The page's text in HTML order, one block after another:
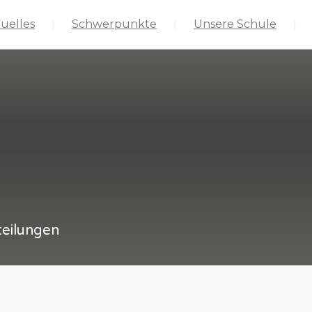
Schwerpunkte Unsere Schule